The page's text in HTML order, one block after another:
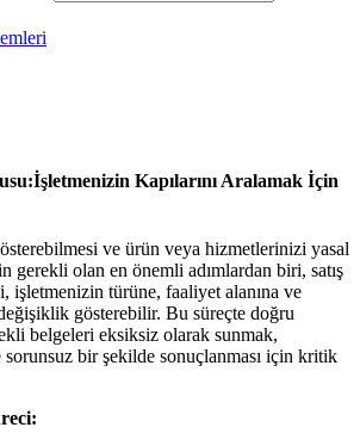
Kapılarını Aralamak İçin
ve ürün veya hizmetlerinizi yasal
gerekli olan en önemli adımlardan biri, satış
işletmenizin türüne, faaliyet alanına ve
gösterebilir. Bu süreçte doğru
belgeleri eksiksiz olarak sunmak,
sorunsuz bir şekilde sonuçlanması için kritik